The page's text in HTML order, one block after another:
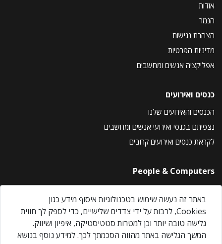
אודות
הנמר
הצהרת נגישות
מדיניות הפרטיות
אפליקציה אנשים ומחשבים
כנסים ואירועים
הכנסים והאירועים שלנו
נצפיתם בכנסי ואירועי אנשים ומחשבים
לקראת כנסים ואירועים קרובים
People & Computers
About Us
Privacy Policy
Contact Us
Our Events
באתר זה נעשה שימוש בטכנולוגיות איסוף מידע כגון
Cookies, לרבות על ידי צדדים שלישיים, כדי לספק לך חווית
גלישה טובה יותר וכן למטרות סטטיסטיקה, איפיון ושיווק.
המשך הגלישה באתר מהווה הסכמתך לכך. למידע נוסף בנושא